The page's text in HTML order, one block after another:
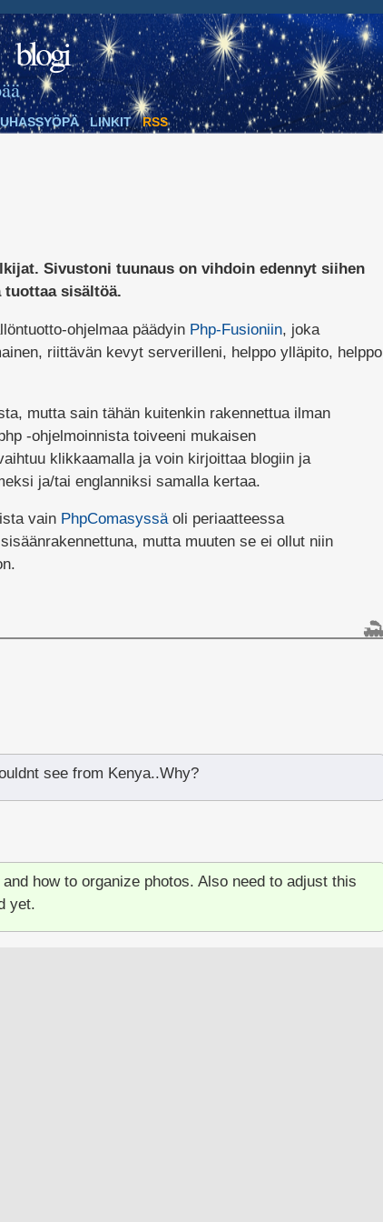
blogi
LINKIT RSS
Sivustoni tuunaus on vihdoin edennyt siihen
tuottaa sisältöä.
ohjelmaa päädyin Php-Fusioniin, joka
riittävän kevyt serverilleni, helppo ylläpito, helppo
mutta sain tähän kuitenkin rakennettua ilman
-ohjelmoinnista toiveeni mukaisen
klikkaamalla ja voin kirjoittaa blogiin ja
ja/tai englanniksi samalla kertaa.
vain PhpComasyssäoli periaatteessa
mutta muuten se ei ollut niin
see from Kenya..Why?
how to organize photos. Also need to adjust this
yet.